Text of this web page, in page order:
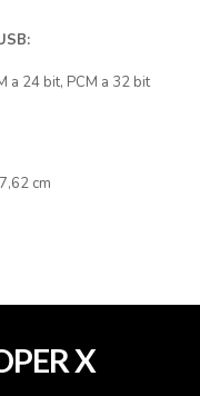
a 24 bit, PCM a 32 bit
cm
X